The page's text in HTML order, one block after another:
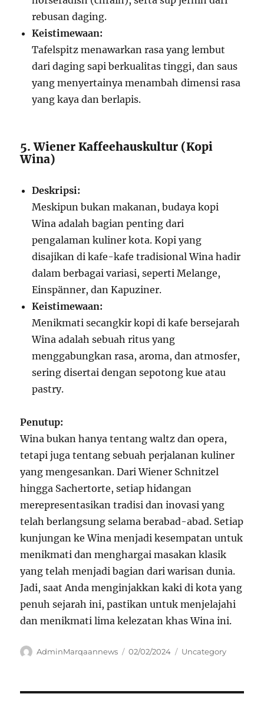
rebusan daging.
Keistimewaan:
Tafelspitz menawarkan rasa yang lembut
dari daging sapi berkualitas tinggi, dan saus
yang menyertainya menambah dimensi rasa
yang kaya dan berlapis.
5. Wiener Kaffeehauskultur (Kopi
Wina)
Deskripsi:
Meskipun bukan makanan, budaya kopi
Wina adalah bagian penting dari
pengalaman kuliner kota. Kopi yang
disajikan di kafe-kafe tradisional Wina hadir
dalam berbagai variasi, seperti Melange,
Einspänner, dan Kapuziner.
Keistimewaan:
Menikmati secangkir kopi di kafe bersejarah
Wina adalah sebuah ritus yang
menggabungkan rasa, aroma, dan atmosfer,
sering disertai dengan sepotong kue atau
pastry.
Penutup:
Wina bukan hanya tentang waltz dan opera,
tetapi juga tentang sebuah perjalanan kuliner
yang mengesankan. Dari Wiener Schnitzel
hingga Sachertorte, setiap hidangan
merepresentasikan tradisi dan inovasi yang
telah berlangsung selama berabad-abad. Setiap
kunjungan ke Wina menjadi kesempatan untuk
menikmati dan menghargai masakan klasik
yang telah menjadi bagian dari warisan dunia.
Jadi, saat Anda menginjakkan kaki di kota yang
penuh sejarah ini, pastikan untuk menjelajahi
dan menikmati lima kelezatan khas Wina ini.
Author
AdminMarqaannews
Posted
02/02/2024 Categories
Uncategory